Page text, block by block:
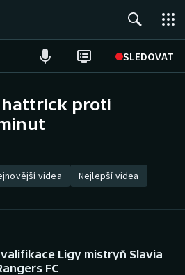
SLEDOVAT
hattrick proti
videa Nejlepší videa
Ligy mistryň Slavia
FC